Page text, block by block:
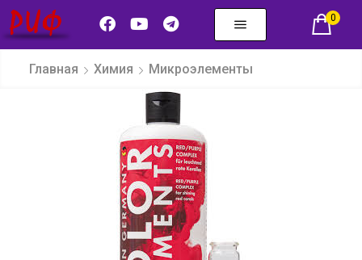
0
Главная Химия Микроэлементы